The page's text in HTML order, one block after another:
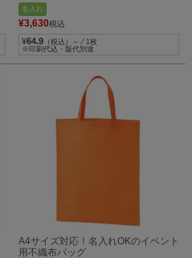
名入れ
¥3,630税込
¥64.9 （税込）～ ⁄ 1枚
※印刷代込・版代別途
A4サイズ対応！名入れOKのイベント
用不織布バッグ